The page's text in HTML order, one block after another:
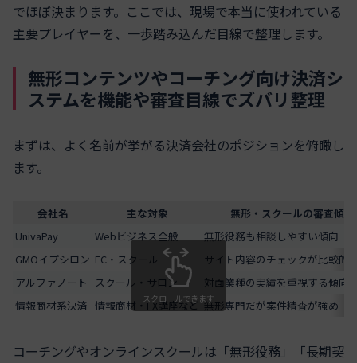
でほぼ決まります。ここでは、現場で本当に使われている
主要プレイヤーを、一歩踏み込んだ目線で整理します。
無形コンテンツやコーチング向け決済シ
ステムを機能や審査目線でズバリ整理
まずは、よく名前が挙がる決済会社のポジションを俯瞰し
ます。
会社名 主な対象
無形・スクールの審査傾向
UnivaPay
Webビジネス全般
無形役務も相談しやすい傾向
GMOイプシロン EC・スクール
サイト内容のチェックが比較的
アルファノート
スクール・サロン
対面業種の実績を重視する傾向
情報商材系決済 情報商材・FX講座など 無形専門だが案件精査が強め
スクロールできます
コーチングやオンラインスクールは「無形役務」「長期契